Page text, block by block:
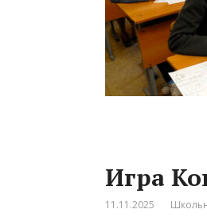
Игра
11.11.2025